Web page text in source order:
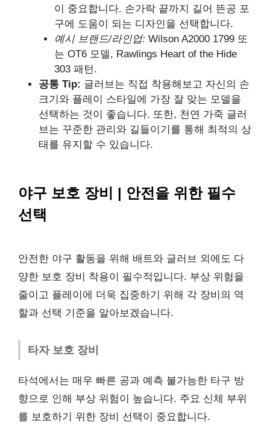
이 중요합니다. 손가락 끝까지 길어 뜬공 포
구에 도움이 되는 디자인을 선택합니다.
예시 브랜드/라인업: Wilson A2000 1799 또
는 OT6 모델, Rawlings Heart of the Hide
303 패턴.
공통 Tip: 글러브는 직접 착용해보고 자신의 손
크기와 플레이 스타일에 가장 잘 맞는 모델을
선택하는 것이 좋습니다. 또한, 천연 가죽 글러
브는 꾸준한 관리와 길들이기를 통해 최적의 상
태를 유지할 수 있습니다.
야구 보호 장비 | 안전을 위한 필수
선택
안전한 야구 활동을 위해 배트와 글러브 외에도 다
양한 보호 장비 착용이 필수적입니다. 부상 위험을
줄이고 플레이에 더욱 집중하기 위해 각 장비의 역
할과 선택 기준을 알아보겠습니다.
타자 보호 장비
타석에서는 매우 빠른 공과 예측 불가능한 타구 방
향으로 인해 부상 위험이 높습니다. 주요 신체 부위
를 보호하기 위한 장비 선택이 중요합니다.